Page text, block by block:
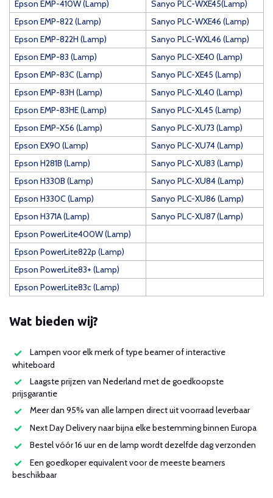
Epson EMP-410W (Lamp)
Sanyo PLC-WXE45(Lamp)
Epson EMP-822 (Lamp)
Sanyo PLC-WXE46 (Lamp)
Epson EMP-822H (Lamp)
Sanyo PLC-WXL46 (Lamp)
Epson EMP-83 (Lamp)
Sanyo PLC-XE40 (Lamp)
Epson EMP-83C (Lamp)
Sanyo PLC-XE45 (Lamp)
Epson EMP-83H (Lamp)
Sanyo PLC-XL40 (Lamp)
Epson EMP-83HE (Lamp)
Sanyo PLC-XL45 (Lamp)
Epson EMP-X56 (Lamp)
Sanyo PLC-XU73 (Lamp)
Epson EX90 (Lamp)
Sanyo PLC-XU74 (Lamp)
Epson H281B (Lamp)
Sanyo PLC-XU83 (Lamp)
Epson H330B (Lamp)
Sanyo PLC-XU84 (Lamp)
Epson H330C (Lamp)
Sanyo PLC-XU86 (Lamp)
Epson H371A (Lamp)
Sanyo PLC-XU87 (Lamp)
Epson PowerLite400W (Lamp)
Epson PowerLite822p (Lamp)
Epson PowerLite83+ (Lamp)
Epson PowerLite83c (Lamp)
Wat bieden wij?
Lampen voor elk merk of type beamer of interactive
whiteboard
Laagste prijzen van Nederland met de goedkoopste
prijsgarantie
Meer dan 95% van alle lampen direct uit voorraad leverbaar
Next Day Delivery naar bijna elke bestemming binnen Europa
Bestel vóór 16 uur en de lamp wordt dezelfde dag verzonden
Een goedkoper equivalent voor de meeste beamers
beschikbaar